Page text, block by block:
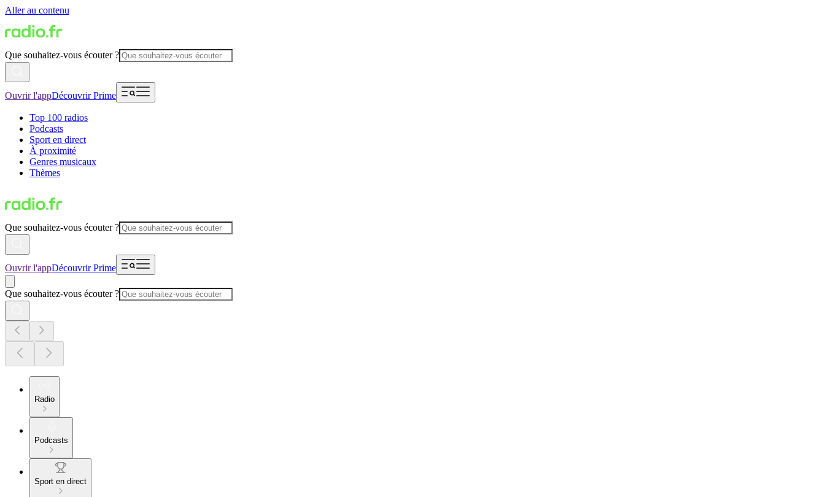
Aller au contenu
Que souhaitez-vous écouter ?
Ouvrir l'appDécouvrir Prime
Top 100 radios
Podcasts
Sport en direct
À proximité
Genres musicaux
Thèmes
Que souhaitez-vous écouter ?
Ouvrir l'appDécouvrir Prime
Que souhaitez-vous écouter ?
Radio
Podcasts
Sport en direct